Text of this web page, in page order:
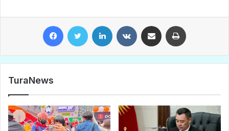
TuraNews